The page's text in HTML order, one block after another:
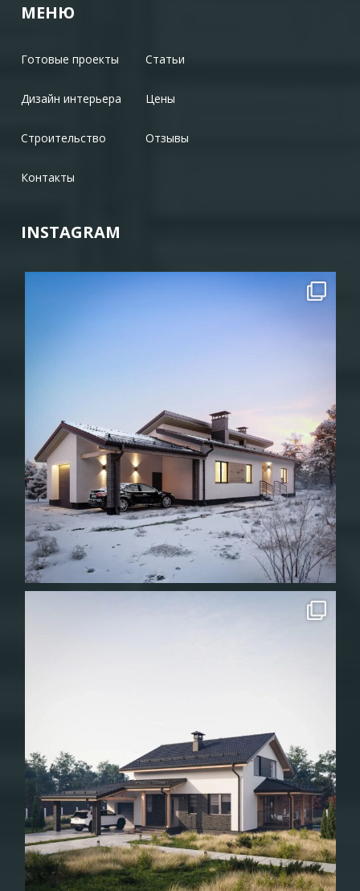
МЕНЮ
Готовые проекты
Дизайн интерьера
Строительство
Контакты
Статьи
Цены
Отзывы
INSTAGRAM